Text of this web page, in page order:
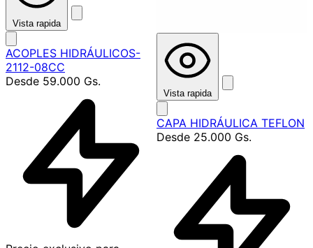
Vista rapida
ACOPLES HIDRÁULICOS-
2112-08CC
Desde 59.000 Gs.
Vista rapida
CAPA HIDRÁULICA TEFLON
Desde 25.000 Gs.